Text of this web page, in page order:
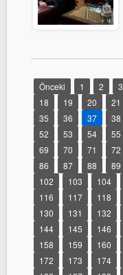
Önceki 1 2 3
18
19 20 21
35
36 37 38
52
53 54 55
69
70 71 72
86
87 88 89
102
103 104
116
117 118
130
131 132
144
145 146
158
159 160
172
173 174